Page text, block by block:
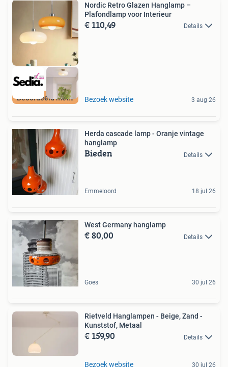
Beoordeeld met 9+
Nordic Retro Glazen Hanglamp –
Plafondlamp voor Interieur
€ 110,49 Details
Bezoek website 3 aug 26
Herda cascade lamp - Oranje vintage
hanglamp
Bieden Details
Emmeloord 18 jul 26
West Germany hanglamp
€ 80,00 Details
Goes 30 jul 26
Rietveld Hanglampen - Beige, Zand -
Kunststof, Metaal
€ 159,90 Details
Bezoek website 30 jul 26